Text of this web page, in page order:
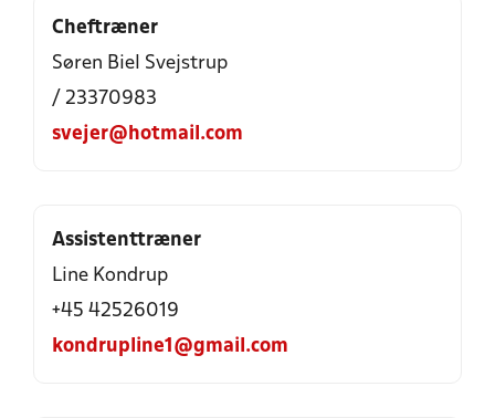
Cheftræner
Søren Biel Svejstrup
/ 23370983
svejer@hotmail.com
Assistenttræner
Line Kondrup
+45 42526019
kondrupline1@gmail.com